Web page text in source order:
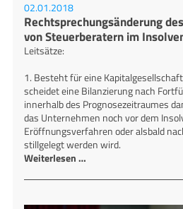
02.01.2018
Rechtsprechungsänderung
von Steuerberatern im
Leitsätze:
1. Besteht für eine
scheidet eine Bilanzierung nach
innerhalb des Prognosezeitraumes
das Unternehmen noch vor dem
Eröffnungsverfahren oder alsbald
stillgelegt werden wird.
Weiterlesen …